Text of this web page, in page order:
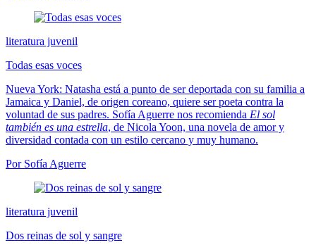
literatura juvenil
Todas esas voces
Nueva York: Natasha está a punto de ser deportada con su familia a
Jamaica y Daniel, de origen coreano, quiere ser poeta contra la
voluntad de sus padres. Sofía Aguerre nos recomienda El sol
también es una estrella, de Nicola Yoon, una novela de amor y
diversidad contada con un estilo cercano y muy humano.
Por Sofía Aguerre
literatura juvenil
Dos reinas de sol y sangre